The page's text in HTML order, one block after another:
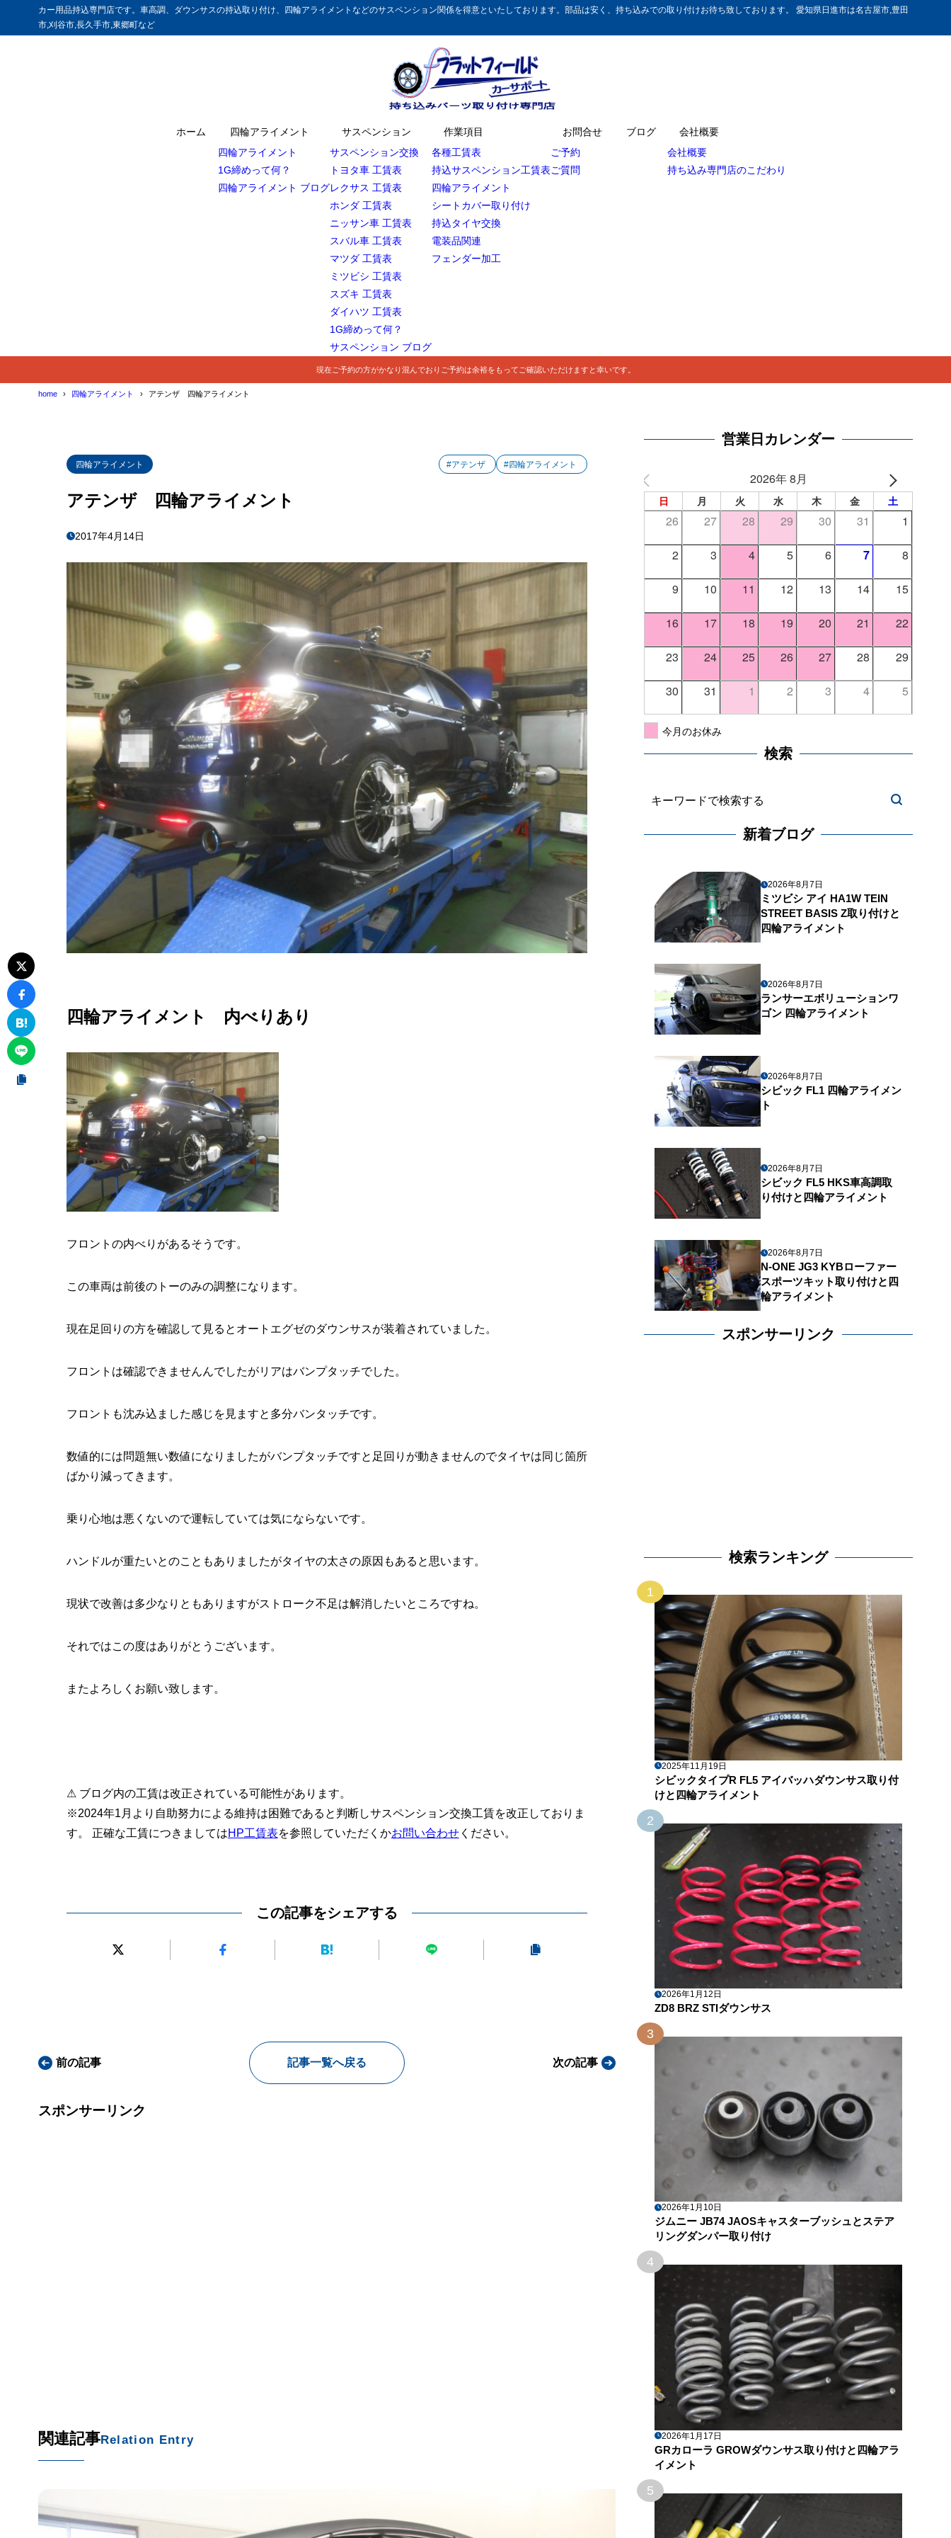
カー用品持込専門店です。車高調、ダウンサスの持込取り付け、四輪アライメントなどのサスペンション関係を得意といたしております。部品は安く、持ち込みでの取り付けお待ち致しております。 愛知県日進市は名古屋市,豊田
市,刈谷市,長久手市,東郷町など
ホーム
四輪アライメント
四輪アライメント
1G締めって何？
四輪アライメント ブログ
サスペンション
サスペンション交換
トヨタ車 工賃表
レクサス 工賃表
ホンダ 工賃表
ニッサン車 工賃表
スバル車 工賃表
マツダ 工賃表
ミツビシ 工賃表
スズキ 工賃表
ダイハツ 工賃表
1G締めって何？
サスペンション ブログ
作業項目
各種工賃表
持込サスペンション工賃表
四輪アライメント
シートカバー取り付け
持込タイヤ交換
電装品関連
フェンダー加工
お問合せ
ご予約
ご質問
ブログ
会社概要
会社概要
持ち込み専門店のこだわり
現在ご予約の方がかなり混んでおりご予約は余裕をもってご確認いただけますと幸いです。
home 四輪アライメント アテンザ 四輪アライメント
四輪アライメント #アテンザ #四輪アライメント
アテンザ 四輪アライメント
2017年4月14日
四輪アライメント 内べりあり
フロントの内べりがあるそうです。
この車両は前後のトーのみの調整になります。
現在足回りの方を確認して見るとオートエグゼのダウンサスが装着されていました。
フロントは確認できませんんでしたがリアはバンプタッチでした。
フロントも沈み込ました感じを見ますと多分バンタッチです。
数値的には問題無い数値になりましたがバンプタッチですと足回りが動きませんのでタイヤは同じ箇所
ばかり減ってきます。
乗り心地は悪くないので運転していては気にならないです。
ハンドルが重たいとのこともありましたがタイヤの太さの原因もあると思います。
現状で改善は多少なりともありますがストローク不足は解消したいところですね。
それではこの度はありがとうございます。
またよろしくお願い致します。
⚠ ブログ内の工賃は改正されている可能性があります。
※2024年1月より自助努力による維持は困難であると判断しサスペンション交換工賃を改正しておりま
す。 正確な工賃につきましてはHP工賃表を参照していただくかお問い合わせください。
この記事をシェアする
前の記事 記事一覧へ戻る 次の記事
スポンサーリンク
関連記事Relation Entry
営業日カレンダー
2026年 8月
日 月 火 水 木 金 土
26 27 28 29 30 31 1
2 3 4 5 6 7 8
9 10 11 12 13 14 15
16 17 18 19 20 21 22
23 24 25 26 27 28 29
30 31 1 2 3 4 5
今月のお休み
検索
新着ブログ
2026年8月7日
ミツビシ アイ HA1W TEIN
STREET BASIS Z取り付けと
四輪アライメント
2026年8月7日
ランサーエボリューションワ
ゴン 四輪アライメント
2026年8月7日
シビック FL1 四輪アライメン
ト
2026年8月7日
シビック FL5 HKS車高調取
り付けと四輪アライメント
2026年8月7日
N-ONE JG3 KYBローファー
スポーツキット取り付けと四
輪アライメント
スポンサーリンク
検索ランキング
1
2025年11月19日
シビックタイプR FL5 アイバッハダウンサス取り付
けと四輪アライメント
2
2026年1月12日
ZD8 BRZ STIダウンサス
3
2026年1月10日
ジムニー JB74 JAOSキャスターブッシュとステア
リングダンパー取り付け
4
2026年1月17日
GRカローラ GROWダウンサス取り付けと四輪アラ
イメント
5